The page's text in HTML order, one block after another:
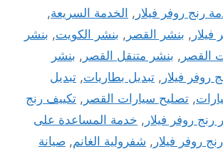
رنج روفر فيلار , الخدمة السريعة,
, بنشر القصر , بنشر الكويت, بنشر
القصر , بنشر متنقل القصر , بنشر
روفر فيلار , تبديل بطاريات, تبديل
, تصليح سيارات القصر , تكييف رنج
رنج روفر فيلار , خدمة المساعدة على
روفر فيلار , شفرولية الغانم, صيانة